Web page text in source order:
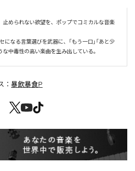
止められない欲望を、ポップでコミカルな音楽
になる言葉選びを武器に、「もう一口」「あと少
な中毒性の高い楽曲を生み出している。
： 暴飲暴食P